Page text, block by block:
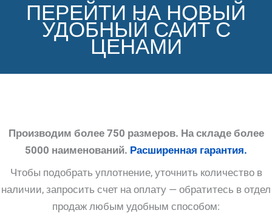
ПЕРЕЙТИ НА НОВЫЙ
УДОБНЫЙ САЙТ С
ЦЕНАМИ
Производим более 750 размеров. На складе более
5000 наименований. Расширенная гарантия.
Чтобы подобрать уплотнение, уточнить количество в
наличии, запросить счет на оплату — обратитесь в отдел
продаж любым удобным способом: